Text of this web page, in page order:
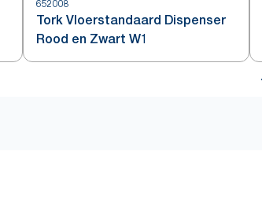
652008
Tork Vloerstandaard Dispenser
Rood en Zwart W1